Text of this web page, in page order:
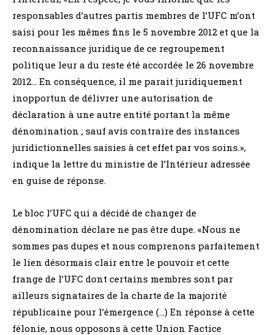
responsables d’autres partis membres de l’UFC m’ont
saisi pour les mêmes fins le 5 novembre 2012 et que la
reconnaissance juridique de ce regroupement
politique leur a du reste été accordée le 26 novembre
2012… En conséquence, il me parait juridiquement
inopportun de délivrer une autorisation de
déclaration à une autre entité portant la même
dénomination ; sauf avis contraire des instances
juridictionnelles saisies à cet effet par vos soins.»,
indique la lettre du ministre de l’Intérieur adressée
en guise de réponse.
Le bloc l’UFC qui a décidé de changer de
dénomination déclare ne pas être dupe. «Nous ne
sommes pas dupes et nous comprenons parfaitement
le lien désormais clair entre le pouvoir et cette
frange de l’UFC dont certains membres sont par
ailleurs signataires de la charte de la majorité
républicaine pour l’émergence (…) En réponse à cette
félonie, nous opposons à cette Union Factice